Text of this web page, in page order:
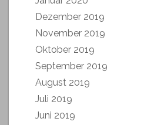
Dezember 2019
November 2019
Oktober 2019
September 2019
August 2019
Juli 2019
Juni 2019